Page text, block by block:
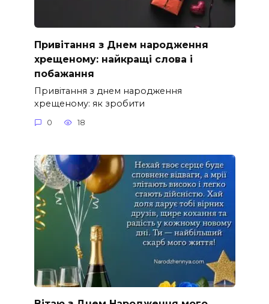
Привітання з Днем народження
хрещеному: найкращі слова і
побажання
Привітання з днем народження
хрещеному: як зробити
0 18